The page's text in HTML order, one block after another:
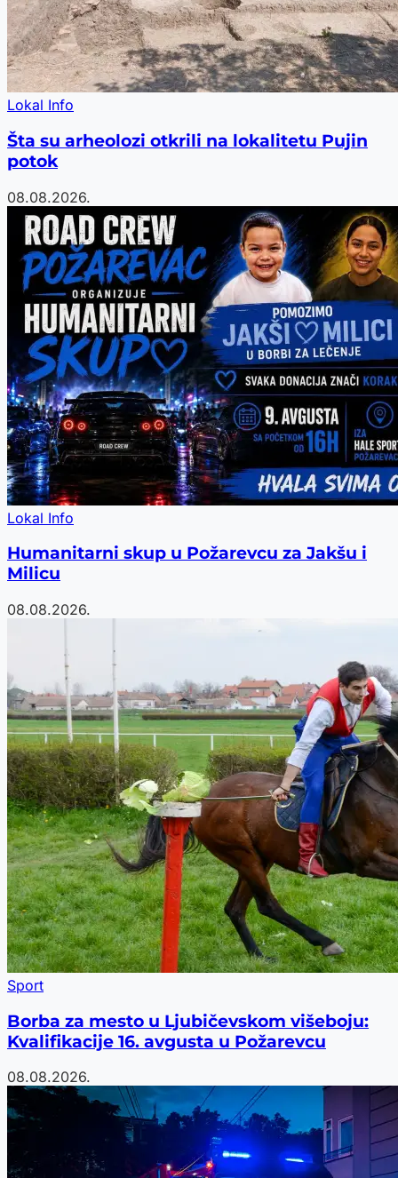
Lokal Info
Šta su arheolozi otkrili na lokalitetu Pujin
potok
08.08.2026.
Lokal Info
Humanitarni skup u Požarevcu za Jakšu i
Milicu
08.08.2026.
Sport
Borba za mesto u Ljubičevskom višeboju:
Kvalifikacije 16. avgusta u Požarevcu
08.08.2026.